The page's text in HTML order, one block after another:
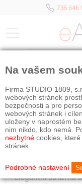
736 646
Elegantní stříbrná
Na vašem
Firma STUDIO 1809,
webových stránek
bezpečnosti a pro
webových stránek i
uloženy v naprostém
nim nikdo, kdo nemá.
nezbytné cookies,
stránek.
Podrobné nastavení